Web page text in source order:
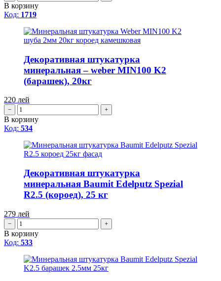
В корзину
Код: 1719
Декоративная штукатурка
минеральная – weber MIN100 K2
(барашек), 20кг
220 лей
− +
В корзину
Код: 534
Декоративная штукатурка
минеральная Baumit Edelputz Spezial
R2.5 (короед), 25 кг
279 лей
− +
В корзину
Код: 533